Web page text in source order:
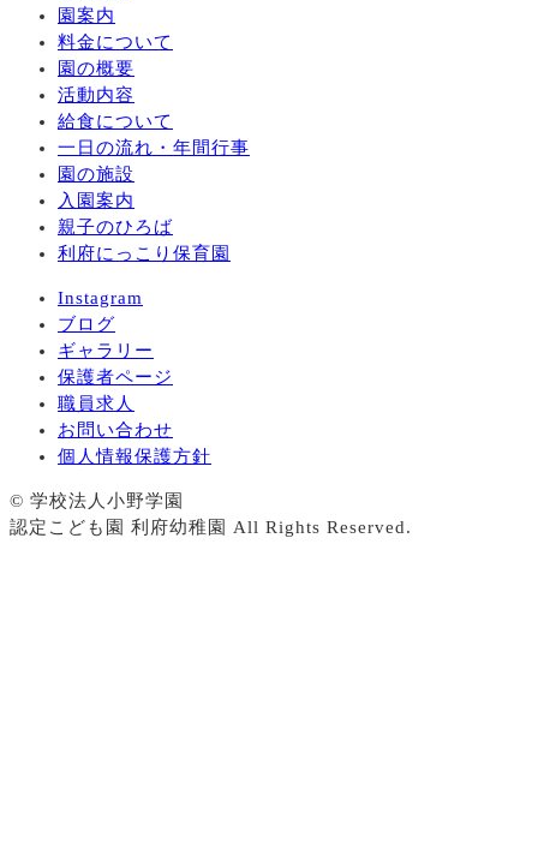
園案内
料金について
園の概要
活動内容
給食について
一日の流れ・年間行事
園の施設
入園案内
親子のひろば
利府にっこり保育園
Instagram
ブログ
ギャラリー
保護者ページ
職員求人
お問い合わせ
個人情報保護方針
© 学校法人小野学園
認定こども園 利府幼稚園 All Rights Reserved.